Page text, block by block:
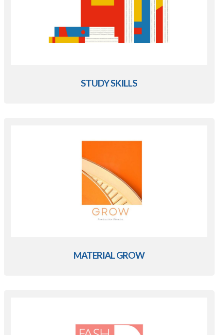
STUDY SKILLS
MATERIAL GROW